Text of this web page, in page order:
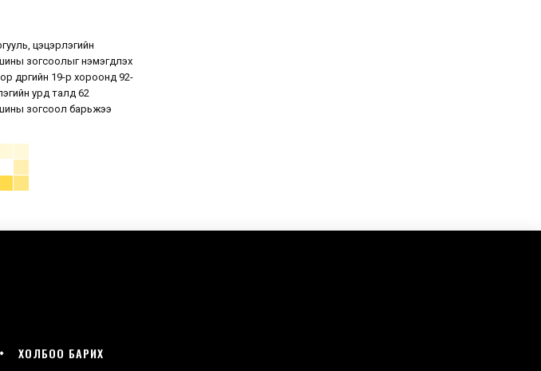
цэцэрлэгийн
зогсоолыг нэмэгдүүлэх
дүүргийн 19-р хороонд 92-
урд талд 62
зогсоол барьжээ
ХОЛБОО БАРИХ